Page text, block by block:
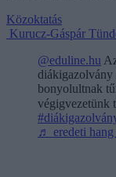
Közoktatás
Kurucz-Gáspár
@eduline.hu
diákigazolvány
bonyolultnak
végigvezetünk
♬ eredeti hang